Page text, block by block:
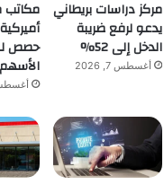
مركز دراسات بريطاني
يدعو لرفع ضريبة
الدخل إلى 52%
أغسطس 7, 2026
مكاتب
حصص
أغسطس 7,